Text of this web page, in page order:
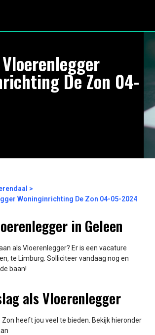
De Zon 04-
Woninginrichting De Zon 04-05-2024
in Geleen
als Vloerenlegger? Er is een vacature
te Limburg. Solliciteer vandaag nog en
baan!
als Vloerenlegger
Zon heeft jou veel te bieden. Bekijk hieronder